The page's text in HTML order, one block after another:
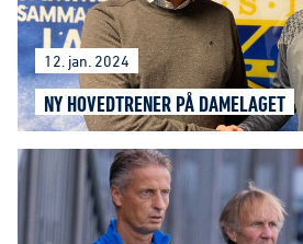
12. jan. 2024
NY HOVEDTRENER PÅ DAMELAGET